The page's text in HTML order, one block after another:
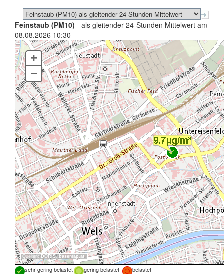
Feinstaub (PM10) - als gleitender 24-Stunden Mittelwert am
08.08.2026 10:30
Quellen: DORIS, basemap.at
+
–
sehr gering belastet gering belastet
belastet